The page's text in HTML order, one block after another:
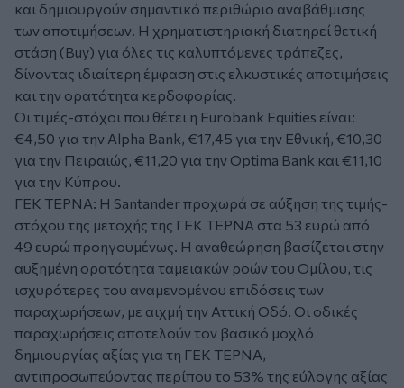
και δημιουργούν σημαντικό περιθώριο αναβάθμισης
των αποτιμήσεων. Η χρηματιστηριακή διατηρεί θετική
στάση (Buy) για όλες τις καλυπτόμενες τράπεζες,
δίνοντας ιδιαίτερη έμφαση στις ελκυστικές αποτιμήσεις
και την ορατότητα κερδοφορίας.
Οι τιμές-στόχοι που θέτει η Eurobank Equities είναι:
€4,50 για την Alpha Bank, €17,45 για την Εθνική, €10,30
για την Πειραιώς, €11,20 για την Optima Bank και €11,10
για την Κύπρου.
ΓΕΚ ΤΕΡΝΑ: Η Santander προχωρά σε αύξηση της τιμής-
στόχου της μετοχής της ΓΕΚ ΤΕΡΝΑ στα 53 ευρώ από
49 ευρώ προηγουμένως. Η αναθεώρηση βασίζεται στην
αυξημένη ορατότητα ταμειακών ροών του Ομίλου, τις
ισχυρότερες του αναμενομένου επιδόσεις των
παραχωρήσεων, με αιχμή την Αττική Οδό. Οι οδικές
παραχωρήσεις αποτελούν τον βασικό μοχλό
δημιουργίας αξίας για τη ΓΕΚ ΤΕΡΝΑ,
αντιπροσωπεύοντας περίπου το 53% της εύλογης αξίας